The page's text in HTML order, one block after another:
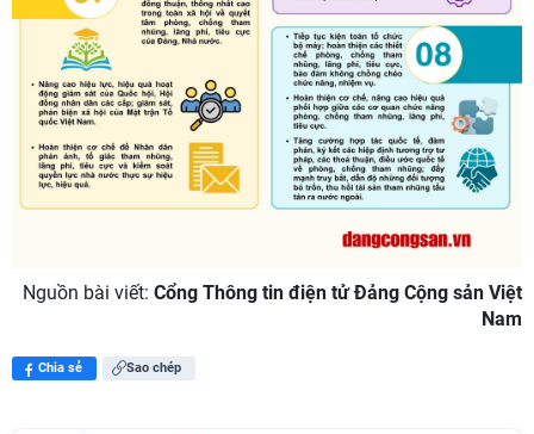
Nguồn bài viết: Cổng Thông tin điện tử Đảng Cộng sản Việt
Nam
Chia sẻ Sao chép